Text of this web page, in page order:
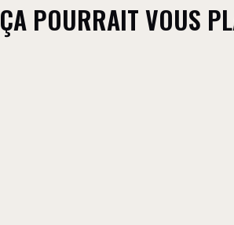
ÇA POURRAIT VOUS